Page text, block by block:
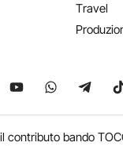
Travel
su X
Seguici suSeguici su
contributo bando